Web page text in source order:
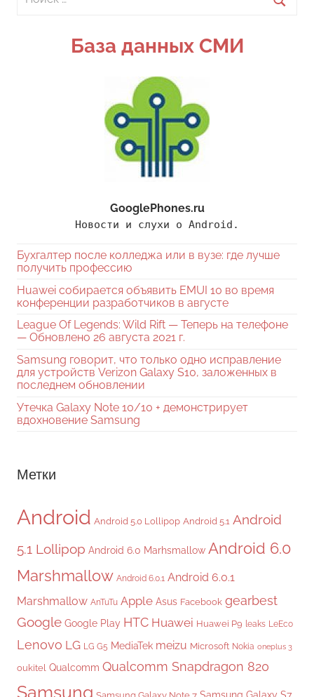
База данных СМИ
GooglePhones.ru
Новости и слухи о Android.
Бухгалтер после колледжа или в вузе: где лучше
получить профессию
Huawei собирается объявить EMUI 10 во время
конференции разработчиков в августе
League Of Legends: Wild Rift — Теперь на телефоне
— Обновлено 26 августа 2021 г.
Samsung говорит, что только одно исправление
для устройств Verizon Galaxy S10, заложенных в
последнем обновлении
Утечка Galaxy Note 10/10 + демонстрирует
вдохновение Samsung
Метки
Android Android 5.0 Lollipop Android 5.1 Android
5.1 Lollipop Android 6.0 Marhsmallow Android 6.0
Marshmallow Android 6.0.1 Android 6.0.1
Marshmallow AnTuTu Apple Asus Facebook gearbest
Google Google Play HTC Huawei Huawei P9 leaks LeEco
Lenovo LG LG G5 MediaTek meizu Microsoft Nokia oneplus 3
oukitel Qualcomm Qualcomm Snapdragon 820
Samsung